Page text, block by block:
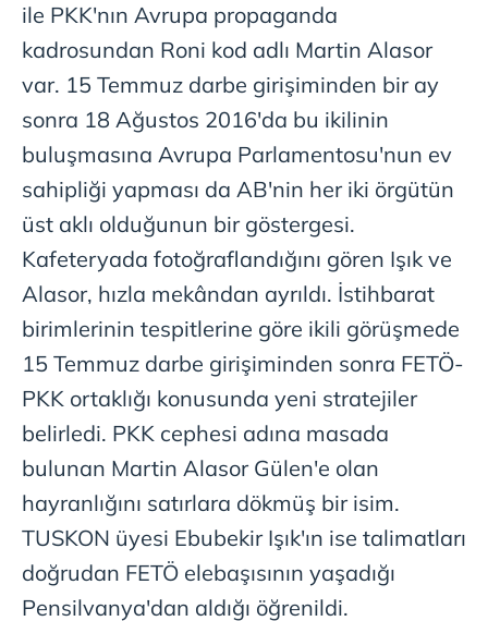
ile PKK'nın Avrupa propaganda
kadrosundan Roni kod adlı Martin Alasor
var. 15 Temmuz darbe girişiminden bir ay
sonra 18 Ağustos 2016'da bu ikilinin
buluşmasına Avrupa Parlamentosu'nun ev
sahipliği yapması da AB'nin her iki örgütün
üst aklı olduğunun bir göstergesi.
Kafeteryada fotoğraflandığını gören Işık ve
Alasor, hızla mekândan ayrıldı. İstihbarat
birimlerinin tespitlerine göre ikili görüşmede
15 Temmuz darbe girişiminden sonra FETÖ-
PKK ortaklığı konusunda yeni stratejiler
belirledi. PKK cephesi adına masada
bulunan Martin Alasor Gülen'e olan
hayranlığını satırlara dökmüş bir isim.
TUSKON üyesi Ebubekir Işık'ın ise talimatları
doğrudan FETÖ elebaşısının yaşadığı
Pensilvanya'dan aldığı öğrenildi.